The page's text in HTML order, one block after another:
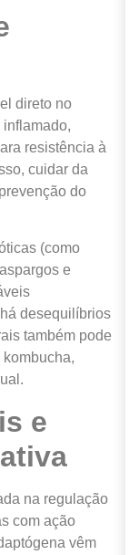
direto no
resistência à
cuidar da
do
(como
e
desequilíbrios
também pode
e
na regulação
com ação
vêm